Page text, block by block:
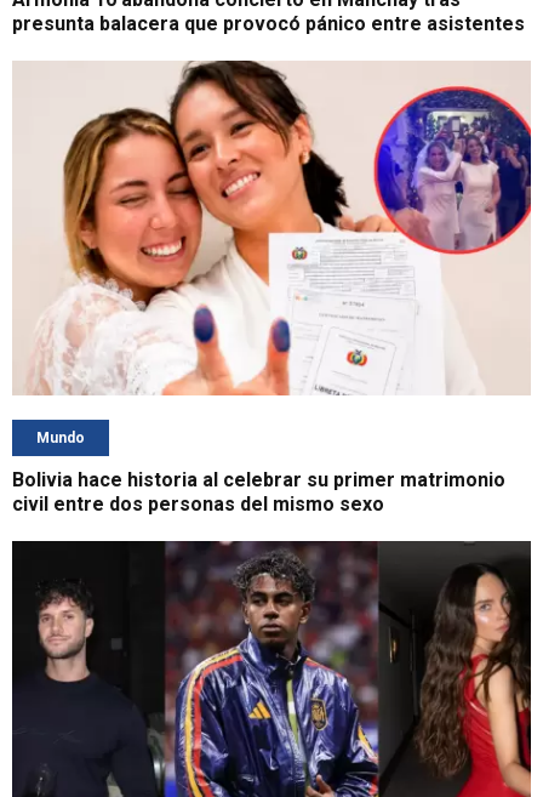
presunta balacera que provocó pánico entre asistentes
Mundo
Bolivia hace historia al celebrar su primer matrimonio
civil entre dos personas del mismo sexo